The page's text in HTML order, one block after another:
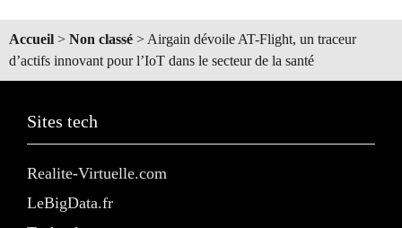
Accueil > Non classé > Airgain dévoile AT-Flight, un traceur
d’actifs innovant pour l’IoT dans le secteur de la santé
Sites tech
Realite-Virtuelle.com
LeBigData.fr